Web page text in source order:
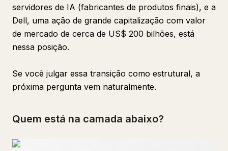
servidores de IA (fabricantes de produtos finais), e a
Dell, uma ação de grande capitalização com valor
de mercado de cerca de US$ 200 bilhões, está
nessa posição.
Se você julgar essa transição como estrutural, a
próxima pergunta vem naturalmente.
Quem está na camada abaixo?